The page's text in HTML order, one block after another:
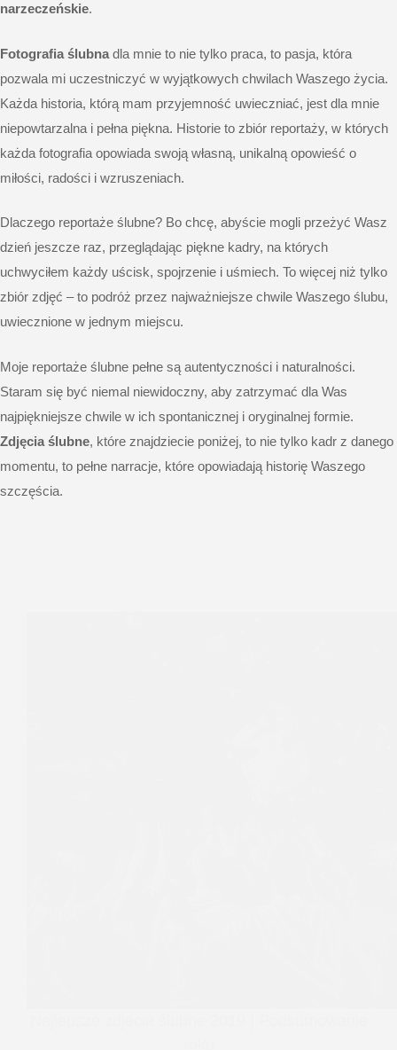
narzeczeńskie.
Fotografia ślubna dla mnie to nie tylko praca, to pasja, która
pozwala mi uczestniczyć w wyjątkowych chwilach Waszego życia.
Każda historia, którą mam przyjemność uwieczniać, jest dla mnie
niepowtarzalna i pełna piękna. Historie to zbiór reportaży, w których
każda fotografia opowiada swoją własną, unikalną opowieść o
miłości, radości i wzruszeniach.
Dlaczego reportaże ślubne? Bo chcę, abyście mogli przeżyć Wasz
dzień jeszcze raz, przeglądając piękne kadry, na których
uchwyciłem każdy uścisk, spojrzenie i uśmiech. To więcej niż tylko
zbiór zdjęć – to podróż przez najważniejsze chwile Waszego ślubu,
uwiecznione w jednym miejscu.
Moje reportaże ślubne pełne są autentyczności i naturalności.
Staram się być niemal niewidoczny, aby zatrzymać dla Was
najpiękniejsze chwile w ich spontanicznej i oryginalnej formie.
Zdjęcia ślubne, które znajdziecie poniżej, to nie tylko kadr z danego
momentu, to pełne narracje, które opowiadają historię Waszego
szczęścia.